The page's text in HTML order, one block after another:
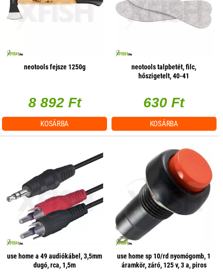
neotools fejsze 1250g
8 892 Ft
KOSÁRBA
neotools talpbetét, filc,
hőszigetelt, 40-41
630 Ft
KOSÁRBA
use home a 49 audiókábel, 3,5mm
dugó, rca, 1,5m
use home sp 10/rd nyomógomb, 1
áramkör, záró, 125 v, 3 a, piros